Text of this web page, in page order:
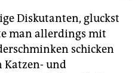
Diskutanten, gluckst
man allerdings mit
schicken
Katzen- und